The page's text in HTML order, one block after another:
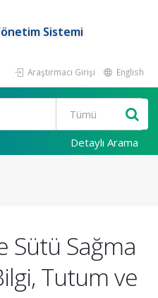
Sistemi
Araştırmacı Girişi English
Detaylı Arama
Sütü Sağma
Tutum ve